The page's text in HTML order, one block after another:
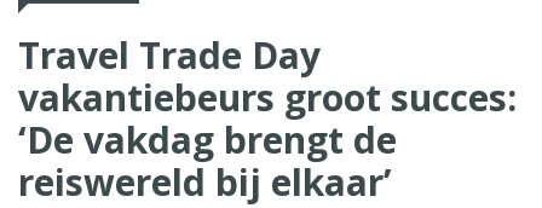
Travel Trade Day
vakantiebeurs groot succes:
‘De vakdag brengt de
reiswereld bij elkaar’